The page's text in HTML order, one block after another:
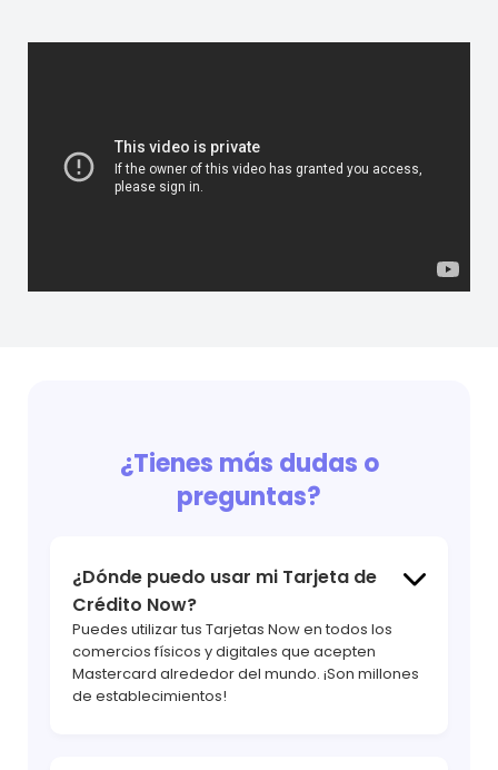
¿Tienes más dudas o
preguntas?
¿Dónde puedo usar mi Tarjeta de
Crédito Now?
hola
Puedes utilizar tus Tarjetas Now en todos los
comercios físicos y digitales que acepten
Mastercard alrededor del mundo. ¡Son millones
de establecimientos!